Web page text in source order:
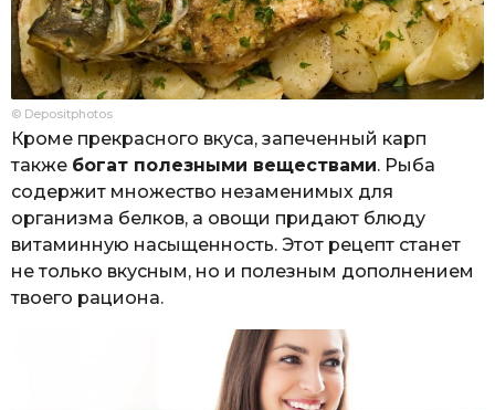
© Depositphotos
Кроме прекрасного вкуса, запеченный карп
также богат полезными веществами. Рыба
содержит множество незаменимых для
организма белков, а овощи придают блюду
витаминную насыщенность. Этот рецепт станет
не только вкусным, но и полезным дополнением
твоего рациона.